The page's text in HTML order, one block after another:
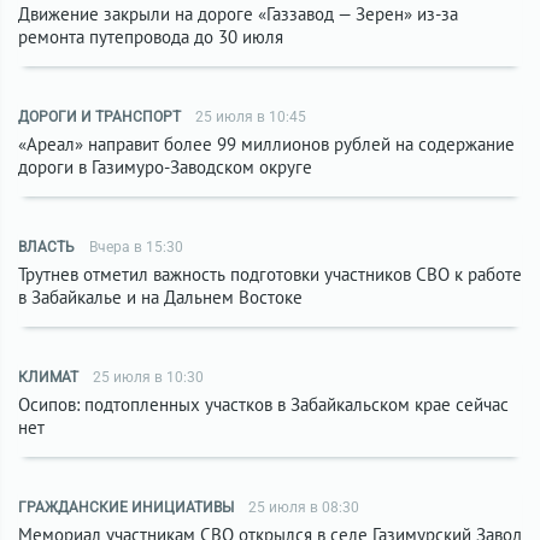
Движение закрыли на дороге «Газзавод — Зерен» из-за
ремонта путепровода до 30 июля
ДОРОГИ И ТРАНСПОРТ 25 июля в 10:45
«Ареал» направит более 99 миллионов рублей на содержание
дороги в Газимуро-Заводском округе
ВЛАСТЬ Вчера в 15:30
Трутнев отметил важность подготовки участников СВО к работе
в Забайкалье и на Дальнем Востоке
КЛИМАТ 25 июля в 10:30
Осипов: подтопленных участков в Забайкальском крае сейчас
нет
ГРАЖДАНСКИЕ ИНИЦИАТИВЫ 25 июля в 08:30
Мемориал участникам СВО открылся в селе Газимурский Завод